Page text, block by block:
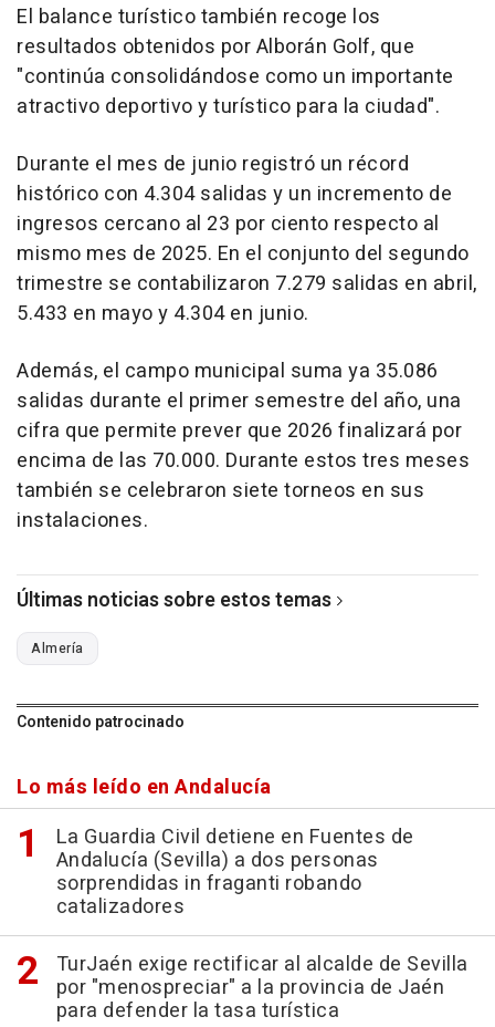
El balance turístico también recoge los
resultados obtenidos por Alborán Golf, que
"continúa consolidándose como un importante
atractivo deportivo y turístico para la ciudad".
Durante el mes de junio registró un récord
histórico con 4.304 salidas y un incremento de
ingresos cercano al 23 por ciento respecto al
mismo mes de 2025. En el conjunto del segundo
trimestre se contabilizaron 7.279 salidas en abril,
5.433 en mayo y 4.304 en junio.
Además, el campo municipal suma ya 35.086
salidas durante el primer semestre del año, una
cifra que permite prever que 2026 finalizará por
encima de las 70.000. Durante estos tres meses
también se celebraron siete torneos en sus
instalaciones.
Últimas noticias sobre estos temas
Almería
Contenido patrocinado
Lo más leído en Andalucía
La Guardia Civil detiene en Fuentes de
Andalucía (Sevilla) a dos personas
sorprendidas in fraganti robando
catalizadores
TurJaén exige rectificar al alcalde de Sevilla
por "menospreciar" a la provincia de Jaén
para defender la tasa turística